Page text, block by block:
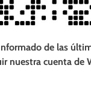
de las
nuestra cuenta de